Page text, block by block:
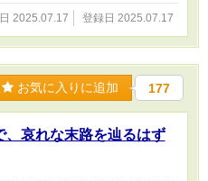
2025.07.17 登録日 2025.07.17
お気に入りに追加 177
、哀れな末路を辿るはず